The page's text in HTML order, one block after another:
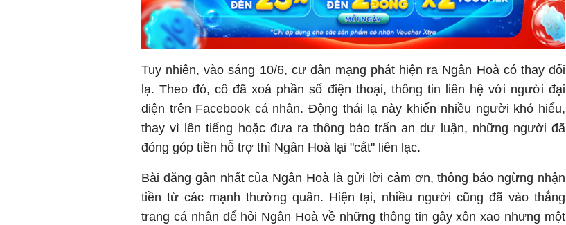
Tuy nhiên, vào sáng 10/6, cư dân mạng phát hiện ra Ngân Hoà có thay đổi
lạ. Theo đó, cô đã xoá phần số điện thoại, thông tin liên hệ với người đại
diện trên Facebook cá nhân. Động thái lạ này khiến nhiều người khó hiểu,
thay vì lên tiếng hoặc đưa ra thông báo trấn an dư luận, những người đã
đóng góp tiền hỗ trợ thì Ngân Hoà lại "cắt" liên lạc.
Bài đăng gần nhất của Ngân Hoà là gửi lời cảm ơn, thông báo ngừng nhận
tiền từ các mạnh thường quân. Hiện tại, nhiều người cũng đã vào thẳng
trang cá nhân để hỏi Ngân Hoà về những thông tin gây xôn xao nhưng một